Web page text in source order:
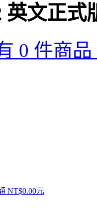
英文正式
0 件商
NT$0.00元